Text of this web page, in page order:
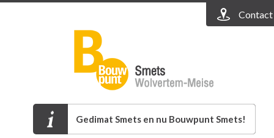
Contact
Gedimat Smets en nu Bouwpunt Smets!